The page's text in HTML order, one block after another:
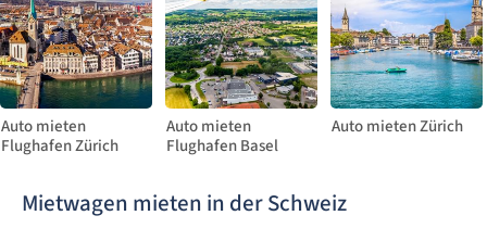
Auto mieten
Flughafen Zürich
Auto mieten
Flughafen Basel
Auto mieten Zürich
Mietwagen mieten in der Schweiz